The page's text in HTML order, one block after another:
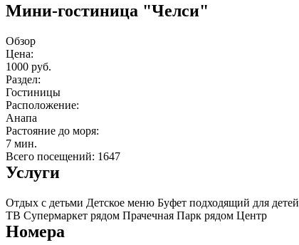
Мини-гостиница "Челси"
Обзор
Цена:
1000 руб.
Раздел:
Гостиницы
Расположение:
Анапа
Растояние до моря:
7 мин.
Всего посещений: 1647
Услуги
Отдых с детьми Детское меню Буфет подходящий для детей
ТВ Супермаркет рядом Прачечная Парк рядом Центр
Номера